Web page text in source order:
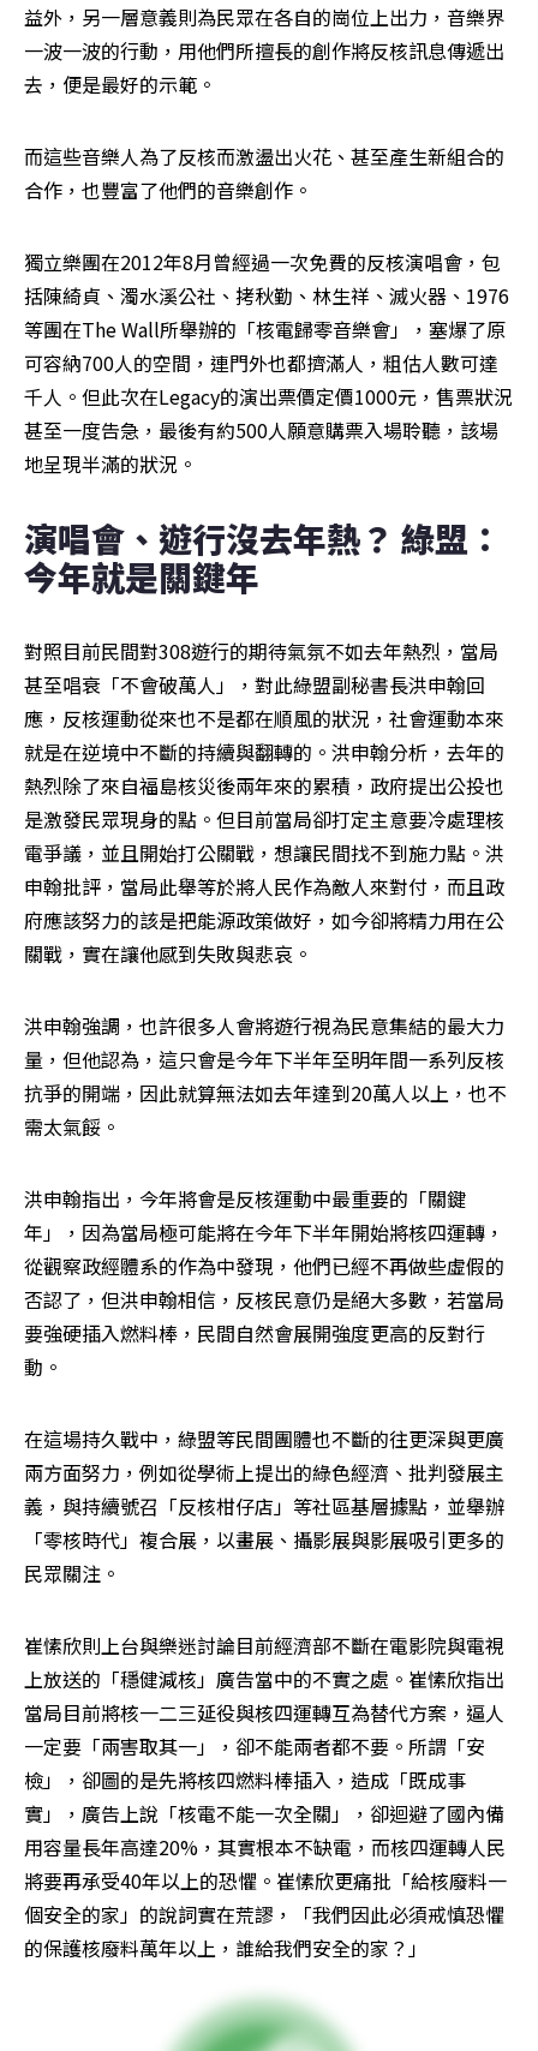
益外，另一層意義則為民眾在各自的崗位上出力，音樂界
一波一波的行動，用他們所擅長的創作將反核訊息傳遞出
去，便是最好的示範。
而這些音樂人為了反核而激盪出火花、甚至產生新組合的
合作，也豐富了他們的音樂創作。
獨立樂團在2012年8月曾經過一次免費的反核演唱會，包
括陳綺貞、濁水溪公社、拷秋勤、林生祥、滅火器、1976
等團在The Wall所舉辦的「核電歸零音樂會」，塞爆了原
可容納700人的空間，連門外也都擠滿人，粗估人數可達
千人。但此次在Legacy的演出票價定價1000元，售票狀況
甚至一度告急，最後有約500人願意購票入場聆聽，該場
地呈現半滿的狀況。
演唱會、遊行沒去年熱？ 綠盟：
今年就是關鍵年
對照目前民間對308遊行的期待氣氛不如去年熱烈，當局
甚至唱衰「不會破萬人」，對此綠盟副秘書長洪申翰回
應，反核運動從來也不是都在順風的狀況，社會運動本來
就是在逆境中不斷的持續與翻轉的。洪申翰分析，去年的
熱烈除了來自福島核災後兩年來的累積，政府提出公投也
是激發民眾現身的點。但目前當局卻打定主意要冷處理核
電爭議，並且開始打公關戰，想讓民間找不到施力點。洪
申翰批評，當局此舉等於將人民作為敵人來對付，而且政
府應該努力的該是把能源政策做好，如今卻將精力用在公
關戰，實在讓他感到失敗與悲哀。
洪申翰強調，也許很多人會將遊行視為民意集結的最大力
量，但他認為，這只會是今年下半年至明年間一系列反核
抗爭的開端，因此就算無法如去年達到20萬人以上，也不
需太氣餒。
洪申翰指出，今年將會是反核運動中最重要的「關鍵
年」，因為當局極可能將在今年下半年開始將核四運轉，
從觀察政經體系的作為中發現，他們已經不再做些虛假的
否認了，但洪申翰相信，反核民意仍是絕大多數，若當局
要強硬插入燃料棒，民間自然會展開強度更高的反對行
動。
在這場持久戰中，綠盟等民間團體也不斷的往更深與更廣
兩方面努力，例如從學術上提出的綠色經濟、批判發展主
義，與持續號召「反核柑仔店」等社區基層據點，並舉辦
「零核時代」複合展，以畫展、攝影展與影展吸引更多的
民眾關注。
崔愫欣則上台與樂迷討論目前經濟部不斷在電影院與電視
上放送的「穩健減核」廣告當中的不實之處。崔愫欣指出
當局目前將核一二三延役與核四運轉互為替代方案，逼人
一定要「兩害取其一」，卻不能兩者都不要。所謂「安
檢」，卻圖的是先將核四燃料棒插入，造成「既成事
實」，廣告上說「核電不能一次全關」，卻迴避了國內備
用容量長年高達20%，其實根本不缺電，而核四運轉人民
將要再承受40年以上的恐懼。崔愫欣更痛批「給核廢料一
個安全的家」的說詞實在荒謬，「我們因此必須戒慎恐懼
的保護核廢料萬年以上，誰給我們安全的家？」